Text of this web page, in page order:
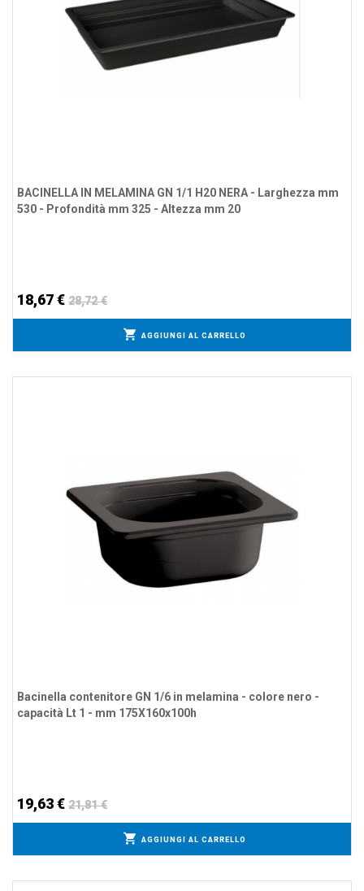
BACINELLA IN MELAMINA GN 1/1 H20 NERA - Larghezza mm
530 - Profondità mm 325 - Altezza mm 20
18,67 € 28,72 €
AGGIUNGI AL CARRELLO
Bacinella contenitore GN 1/6 in melamina - colore nero -
capacità Lt 1 - mm 175X160x100h
19,63 € 21,81 €
AGGIUNGI AL CARRELLO